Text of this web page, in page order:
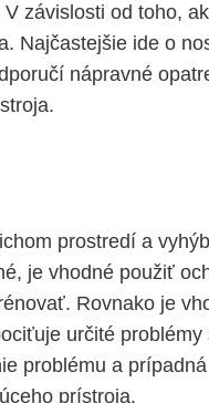
závislosti od toho,
Najčastejšie ide o
nápravné
prostredí a
je vhodné použiť
Rovnako je
určité problémy
problému a
prístroja.